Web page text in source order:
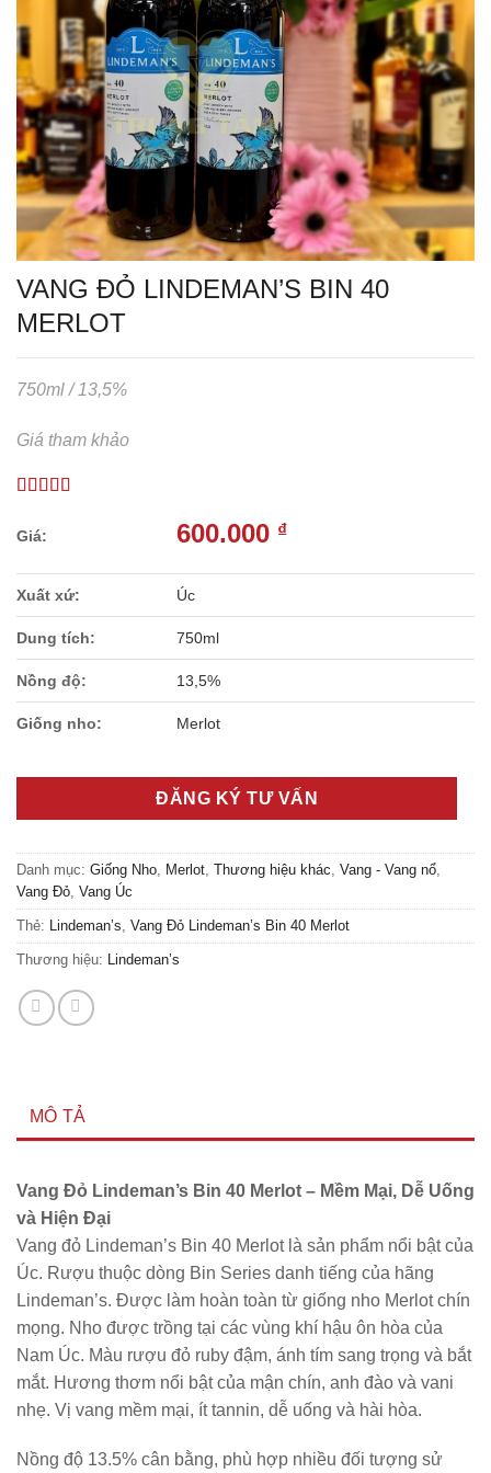
VANG ĐỎ LINDEMAN’S BIN 40
MERLOT
750ml / 13,5%
Giá tham khảo
600.000 ₫
Xuất xứ: Úc
Dung tích: 750ml
Nồng độ: 13,5%
Giống nho: Merlot
ĐĂNG KÝ TƯ VẤN
Danh mục: Giống Nho Merlot Thương hiệu khác Vang - Vang nổ
Vang Đỏ Vang Úc
Thẻ: Lindeman’s Vang Đỏ Lindeman’s Bin 40 Merlot
Thương hiệu: Lindeman’s
MÔ TẢ
Vang Đỏ Lindeman’s Bin 40 Merlot – Mềm Mại, Dễ Uống
và Hiện Đại
Vang đỏ Lindeman’s Bin 40 Merlot là sản phẩm nổi bật của
Úc. Rượu thuộc dòng Bin Series danh tiếng của hãng
Lindeman’s. Được làm hoàn toàn từ giống nho Merlot chín
mọng. Nho được trồng tại các vùng khí hậu ôn hòa của
Nam Úc. Màu rượu đỏ ruby đậm, ánh tím sang trọng và bắt
mắt. Hương thơm nổi bật của mận chín, anh đào và vani
nhẹ. Vị vang mềm mại, ít tannin, dễ uống và hài hòa.
Nồng độ 13.5% cân bằng, phù hợp nhiều đối tượng sử